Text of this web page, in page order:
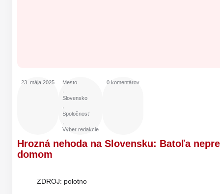
23. mája 2025
Mesto
Slovensko
Spoločnosť
Výber redakcie
0 komentárov
Hrozná nehoda na Slovensku: Batoľa
domom
ZDROJ: polotno